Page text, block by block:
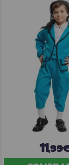
pedidos
11